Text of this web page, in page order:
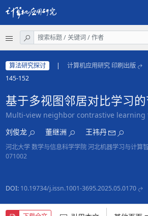
算法研究探讨 | 计算机应用研究 印刷出版
145-152
基于多视图邻居对比学习
Multi-view neighbor contrastive learning
刘俊龙
董继洲 王祎丹
河北大学 数学与信息科学学院 河北机器学习与计算
071002
DOI: 10.19734/j.issn.1001-3695.2025.05.0170